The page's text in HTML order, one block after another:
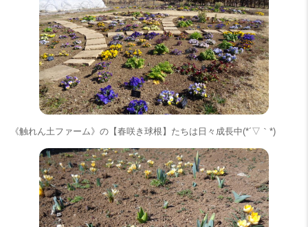
《触れん土ファーム》の【春咲き球根】たちは日々成長中(*´▽｀*)